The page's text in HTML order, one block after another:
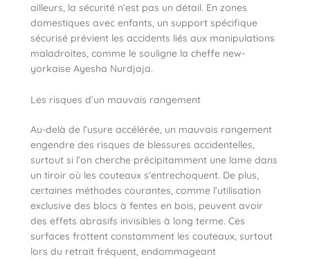
ailleurs, la sécurité n’est pas un détail. En zones
domestiques avec enfants, un support spécifique
sécurisé prévient les accidents liés aux manipulations
maladroites, comme le souligne la cheffe new-
yorkaise Ayesha Nurdjaja.
Les risques d’un mauvais rangement
Au-delà de l’usure accélérée, un mauvais rangement
engendre des risques de blessures accidentelles,
surtout si l’on cherche précipitamment une lame dans
un tiroir où les couteaux s’entrechoquent. De plus,
certaines méthodes courantes, comme l’utilisation
exclusive des blocs à fentes en bois, peuvent avoir
des effets abrasifs invisibles à long terme. Ces
surfaces frottent constamment les couteaux, surtout
lors du retrait fréquent, endommageant